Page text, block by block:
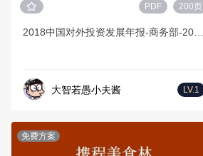
PDF 200页
大智若愚小夫酱 LV.1
免费方案